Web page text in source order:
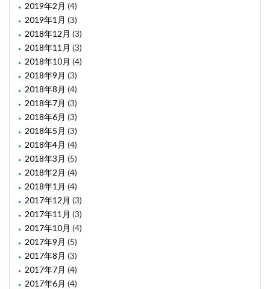
2019年2月 (4)
2019年1月 (3)
2018年12月 (3)
2018年11月 (3)
2018年10月 (4)
2018年9月 (3)
2018年8月 (4)
2018年7月 (3)
2018年6月 (3)
2018年5月 (3)
2018年4月 (4)
2018年3月 (5)
2018年2月 (4)
2018年1月 (4)
2017年12月 (3)
2017年11月 (3)
2017年10月 (4)
2017年9月 (5)
2017年8月 (3)
2017年7月 (4)
2017年6月 (4)